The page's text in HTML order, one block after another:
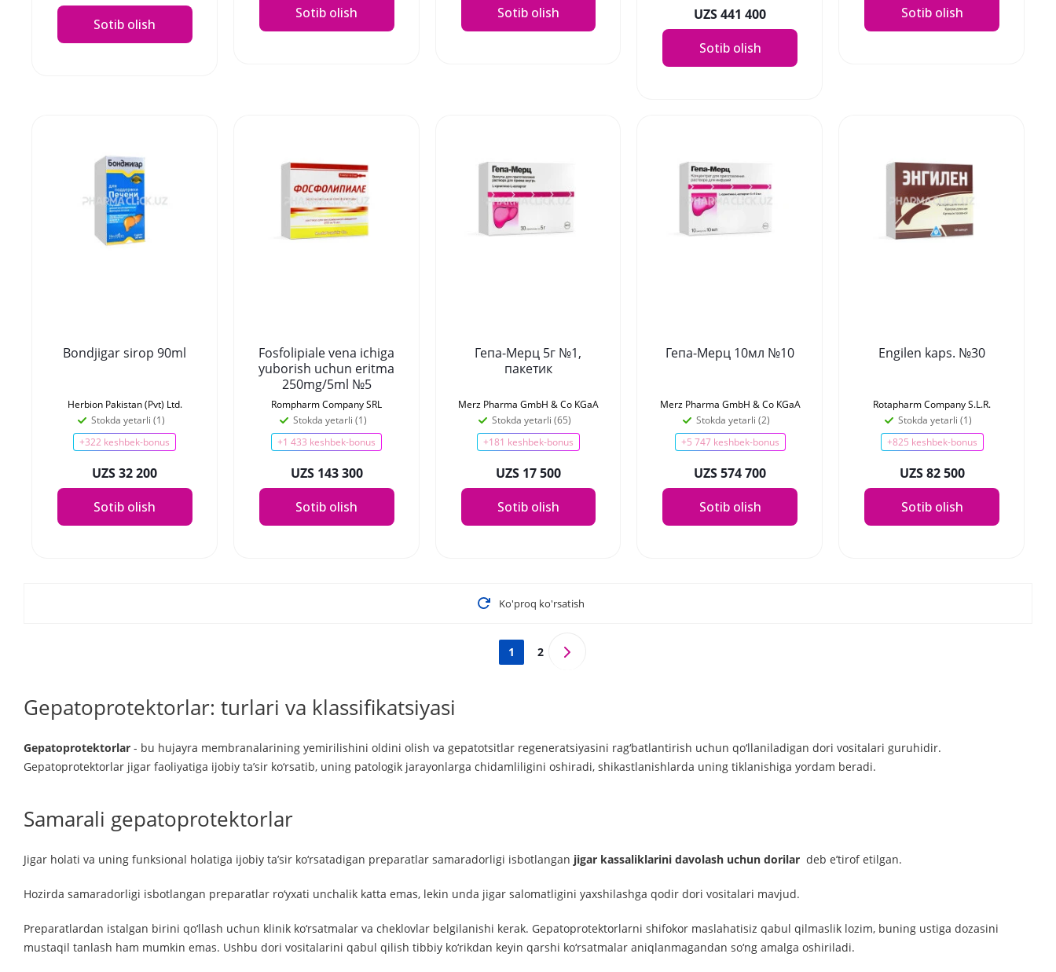
Sotib olish
Sotib olish
Sotib olish
UZS 441 400
Sotib olish
Sotib olish
Bondjigar sirop 90ml
Herbion Pakistan (Pvt) Ltd.
Stokda yetarli (1)
+322 keshbek-bonus
UZS 32 200
Sotib olish
Fosfolipiale vena ichiga
yuborish uchun eritma
250mg/5ml №5
Rompharm Company SRL
Stokda yetarli (1)
+1 433 keshbek-bonus
UZS 143 300
Sotib olish
Гепа-Мерц 5г №1,
пакетик
Merz Pharma GmbH & Co KGaA
Stokda yetarli (65)
+181 keshbek-bonus
UZS 17 500
Sotib olish
Гепа-Мерц 10мл №10
Merz Pharma GmbH & Co KGaA
Stokda yetarli (2)
+5 747 keshbek-bonus
UZS 574 700
Sotib olish
Engilen kaps. №30
Rotapharm Company S.L.R.
Stokda yetarli (1)
+825 keshbek-bonus
UZS 82 500
Sotib olish
Ko'proq ko'rsatish
1 2
Gepatoprotektorlar: turlari va klassifikatsiyasi
Gepatoprotektorlar - bu hujayra membranalarining yemirilishini oldini olish va gepatotsitlar regeneratsiyasini rag‘batlantirish uchun qo‘llaniladigan dori vositalari guruhidir.
Gepatoprotektorlar jigar faoliyatiga ijobiy ta’sir ko‘rsatib, uning patologik jarayonlarga chidamliligini oshiradi, shikastlanishlarda uning tiklanishiga yordam beradi.
Samarali gepatoprotektorlar
Jigar holati va uning funksional holatiga ijobiy ta’sir ko‘rsatadigan preparatlar samaradorligi isbotlangan jigar kassaliklarini davolash uchun dorilar deb e’tirof etilgan.
Hozirda samaradorligi isbotlangan preparatlar ro‘yxati unchalik katta emas, lekin unda jigar salomatligini yaxshilashga qodir dori vositalari mavjud.
Preparatlardan istalgan birini qo‘llash uchun klinik ko‘rsatmalar va cheklovlar belgilanishi kerak. Gepatoprotektorlarni shifokor maslahatisiz qabul qilmaslik lozim, buning ustiga dozasini
mustaqil tanlash ham mumkin emas. Ushbu dori vositalarini qabul qilish tibbiy ko‘rikdan keyin qarshi ko‘rsatmalar aniqlanmagandan so‘ng amalga oshiriladi.